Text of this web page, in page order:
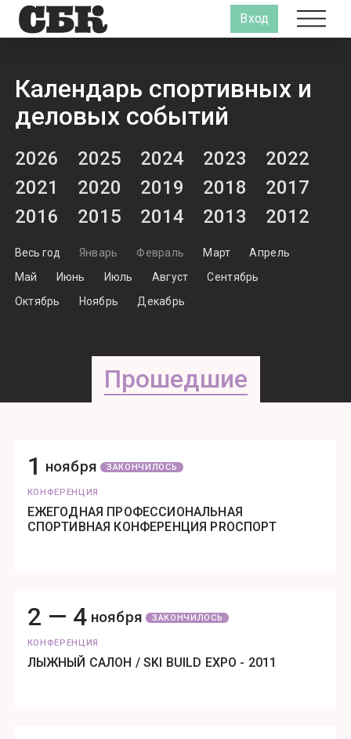
Вход
Календарь спортивных и
деловых событий
2026 2025 2024 2023
2022
2021
2020 2019 2018
2017
2016
2015 2014 2013 2012
Весь год Январь Февраль Март
Апрель
Май
Июнь Июль Август
Сентябрь
Октябрь
Ноябрь Декабрь
Прошедшие
1 ноября ЗАКОНЧИЛОСЬ
КОНФЕРЕНЦИЯ
ЕЖЕГОДНАЯ ПРОФЕССИОНАЛЬНАЯ
СПОРТИВНАЯ КОНФЕРЕНЦИЯ PROСПОРТ
2 — 4ноября ЗАКОНЧИЛОСЬ
КОНФЕРЕНЦИЯ
ЛЫЖНЫЙ САЛОН / SKI BUILD EXPO - 2011